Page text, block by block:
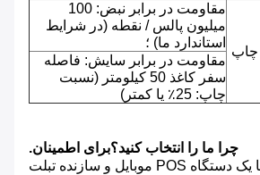
مقاومت در برابر نبض: 100
میلیون پالس / نقطه (در شرایط
استاندارد ما) ؛
مقاومت در برابر سایش: فاصله
سفر کاغذ 50 کیلومتر (نسبت
چاپ: 25٪ یا کمتر)
چرا ما را انتخاب کنید؟برای اطمینان.
1. حرفه ای: ما یک دستگاه POS موبایل و سازنده تبلت